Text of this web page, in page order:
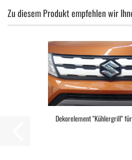
Zu diesem Produkt empfehlen wir
Dekorelement "Kühlergrill"